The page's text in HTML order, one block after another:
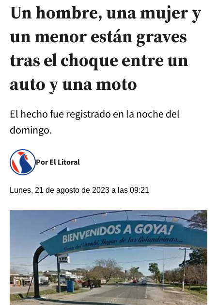
Un hombre, una mujer y
un menor están graves
tras el choque entre un
auto y una moto
El hecho fue registrado en la noche del
domingo.
Por El Litoral
Lunes, 21 de agosto de 2023 a las 09:21